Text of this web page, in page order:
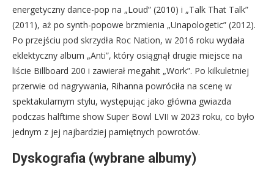
energetyczny dance-pop na „Loud” (2010) i „Talk That Talk”
(2011), aż po synth-popowe brzmienia „Unapologetic” (2012).
Po przejściu pod skrzydła Roc Nation, w 2016 roku wydała
eklektyczny album „Anti”, który osiągnął drugie miejsce na
liście Billboard 200 i zawierał megahit „Work”. Po kilkuletniej
przerwie od nagrywania, Rihanna powróciła na scenę w
spektakularnym stylu, występując jako główna gwiazda
podczas halftime show Super Bowl LVII w 2023 roku, co było
jednym z jej najbardziej pamiętnych powrotów.
Dyskografia (wybrane albumy)